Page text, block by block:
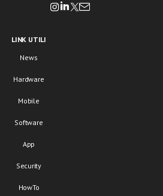
LINK UTILI
News
Hardware
Mobile
Software
App
Security
HowTo